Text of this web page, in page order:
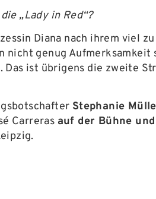
„Lady in Red“?
Diana nach ihrem viel zu
genug Aufmerksamkeit
ist übrigens die zweite
Stephanie
Carreras auf der Bühne